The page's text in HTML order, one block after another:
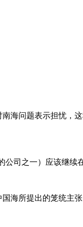
海问题表示担忧，
司之一）应该继续
海所提出的笼统主